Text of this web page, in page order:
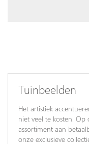
Tuinbeelden
Het artistiek
niet veel te kosten.
assortiment aan
onze exclusieve